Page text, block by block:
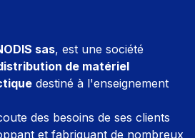
sas, est une société
de matériel
destiné à l'enseignement
des besoins de ses clients
et fabriquant de nombreux